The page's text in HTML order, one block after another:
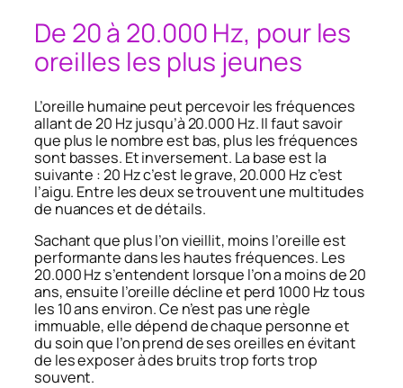
De 20 à 20.000 Hz, pour les
oreilles les plus jeunes
L’oreille humaine peut percevoir les fréquences
allant de 20 Hz jusqu’à 20.000 Hz. Il faut savoir
que plus le nombre est bas, plus les fréquences
sont basses. Et inversement. La base est la
suivante : 20 Hz c’est le grave, 20.000 Hz c’est
l’aigu. Entre les deux se trouvent une multitudes
de nuances et de détails.
Sachant que plus l’on vieillit, moins l’oreille est
performante dans les hautes fréquences. Les
20.000 Hz s’entendent lorsque l’on a moins de 20
ans, ensuite l’oreille décline et perd 1000 Hz tous
les 10 ans environ. Ce n’est pas une règle
immuable, elle dépend de chaque personne et
du soin que l’on prend de ses oreilles en évitant
de les exposer à des bruits trop forts trop
souvent.